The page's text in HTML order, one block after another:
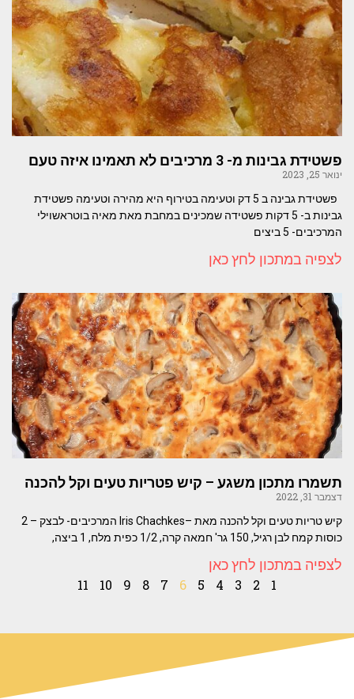
פשטידת גבינות מ- 3 מרכיבים לא תאמינו איזה טעם
ינואר 25, 2023
פשטידת גבינה ב 5 דק וטעימה בטירוף היא מהירה וטעימה פשטידת
גבינות ב- 5 דקות פשטידה שמכינים במחבת מאת מאיה בוטראשוילי
המרכיבים- 5 ביצים
לצפיה במתכון לחץ כאן
תשמרו מתכון משגע – קיש פטריות טעים וקל להכנה
דצמבר 31, 2022
קיש טריות טעים וקל להכנה מאת –Iris Chachkes המרכיבים- לבצק – 2
כוסות קמח לבן רגיל, 150 גר' חמאה קרה, 1/2 כפית מלח, 1 ביצה,
לצפיה במתכון לחץ כאן
1
2
3
4
5
6
7
8
9
10
11